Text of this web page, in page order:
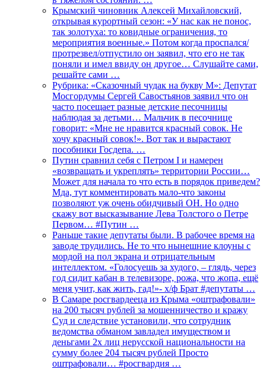
Крымский чиновник Алексей Михайловский,
открывая курортный сезон: «У нас как не понос,
так золотуха: то ковидные ограничения, то
мероприятия военные.» Потом когда проспался/
протрезвел/отпустило он заявил, что его не так
поняли и имел ввиду он другое… Слушайте сами,
решайте сами …
Рубрика: «Сказочный чудак на букву М»: Депутат
Мосгордумы Сергей Савостьянов заявил что он
часто посещает разные детские песочницы
наблюдая за детьми… Мальчик в песочнице
говорит: «Мне не нравится красный совок. Не
хочу красный совок!». Вот так и вырастают
пособники Госдепа. …
Путин сравнил себя с Петром I и намерен
«возвращать и укреплять» территории России…
Может для начала то что есть в порядок приведем?
Мда, тут комментировать мало-что законы
позволяют уж очень обидчивый ОН. Но одно
скажу вот высказывание Лева Толстого о Петре
Первом… #Путин …
Раньше такие депутаты были. В рабочее время на
заводе трудились. Не то что нынешние клоуны с
мордой на пол экрана и отрицательным
интеллектом. «Голосуешь за худого, – глядь, через
год сидит кабан в телевизоре, рожа, что жопа, ещё
меня учит, как жить, гад!»- х/ф Брат #депутаты …
В Самаре росгвардееца из Крыма «оштрафовали»
на 200 тысяч рублей за мошенничество и кражу
Суд и следствие установили, что сотрудник
ведомства обманом завладел имуществом и
деньгами 2х лиц нерусской национальности на
сумму более 204 тысяч рублей Просто
оштрафовали… #росгвардия …